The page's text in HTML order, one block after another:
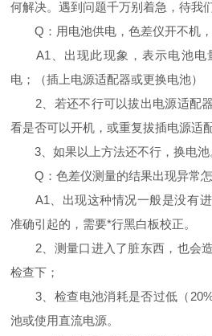
何解决。遇到问题千万别着急，待我
Q：用电池供电，色差仪开不机，
A1、出现此现象，表示电池电
电；（插上电源适配器或更换电池）
2、若还不行可以拔出电源适配器
看是否可以开机，或重复拔插电源适
3、如果以上方法还不行，换电池
Q：色差仪测量的结果出现异常怎
A1、出现这种情况一般是没有进
准确引起的，需要*行黑白板校正。
2、测量口进入了脏东西，也会造
检查下；
3、检查电池消耗是否过低（20%
池或使用直流电源。